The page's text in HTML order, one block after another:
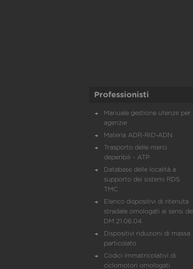
Professionisti
Manuale gestione utenze per
agenzie
Materia ADR-RID-ADN
Trasporto delle merci
deperibili - ATP
Database delle località a
supporto dei sistemi RDS
TMC
Elenco dispositivi di ritenuta
stradale omologati ai sensi del
DM 21.06.04
Dispositivi riduzioni di massa
particolato
Codici immatricolativi di
ciclomotori omologati